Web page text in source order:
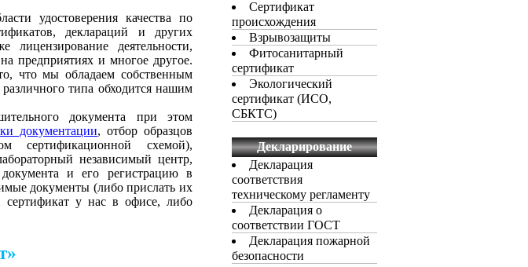
удостоверения качества по
деклараций и других
деятельности,
предприятиях и многое другое.
что мы обладаем собственным
типа обходится нашим
документа при этом
документации, отбор образцов
сертификационной схемой),
независимый центр,
документа и его регистрацию в
документы (либо прислать их
у нас в офисе, либо
Сертификат
происхождения
Взрывозащиты
Фитосанитарный
сертификат
Экологический
сертификат (ИСО,
СБКТС)
Декларирование
Декларация
соответствия
техническому регламенту
Декларация о
соответствии ГОСТ
Декларация пожарной
безопасности